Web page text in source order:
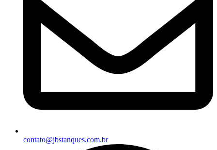
contato@jbstanques.com.br